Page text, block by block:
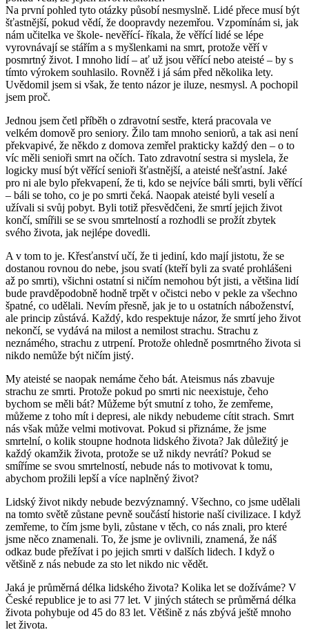
Na první pohled tyto otázky působí nesmyslně. Lidé přece musí být
šťastnější, pokud vědí, že doopravdy nezemřou. Vzpomínám si, jak
nám učitelka ve škole- nevěřící- říkala, že věřící lidé se lépe
vyrovnávají se stářím a s myšlenkami na smrt, protože věří v
posmrtný život. I mnoho lidí – ať už jsou věřící nebo ateisté – by s
tímto výrokem souhlasilo. Rovněž i já sám před několika lety.
Uvědomil jsem si však, že tento názor je iluze, nesmysl. A pochopil
jsem proč.
Jednou jsem četl příběh o zdravotní sestře, která pracovala ve
velkém domově pro seniory. Žilo tam mnoho seniorů, a tak asi není
překvapivé, že někdo z domova zemřel prakticky každý den – o to
víc měli senioři smrt na očích. Tato zdravotní sestra si myslela, že
logicky musí být věřící senioři šťastnější, a ateisté nešťastní. Jaké
pro ni ale bylo překvapení, že ti, kdo se nejvíce báli smrti, byli věřící
– báli se toho, co je po smrti čeká. Naopak ateisté byli veselí a
užívali si svůj pobyt. Byli totiž přesvědčeni, že smrtí jejich život
končí, smířili se se svou smrtelností a rozhodli se prožít zbytek
svého života, jak nejlépe dovedli.
A v tom to je. Křesťanství učí, že ti jediní, kdo mají jistotu, že se
dostanou rovnou do nebe, jsou svatí (kteří byli za svaté prohlášeni
až po smrti), všichni ostatní si ničím nemohou být jisti, a většina lidí
bude pravděpodobně hodně trpět v očistci nebo v pekle za všechno
špatné, co udělali. Nevím přesně, jak je to u ostatních náboženství,
ale princip zůstává. Každý, kdo respektuje názor, že smrtí jeho život
nekončí, se vydává na milost a nemilost strachu. Strachu z
neznámého, strachu z utrpení. Protože ohledně posmrtného života si
nikdo nemůže být ničím jistý.
My ateisté se naopak nemáme čeho bát. Ateismus nás zbavuje
strachu ze smrti. Protože pokud po smrti nic neexistuje, čeho
bychom se měli bát? Můžeme být smutní z toho, že zemřeme,
můžeme z toho mít i depresi, ale nikdy nebudeme cítit strach. Smrt
nás však může velmi motivovat. Pokud si přiznáme, že jsme
smrtelní, o kolik stoupne hodnota lidského života? Jak důležitý je
každý okamžik života, protože se už nikdy nevrátí? Pokud se
smíříme se svou smrtelností, nebude nás to motivovat k tomu,
abychom prožili lepší a více naplněný život?
Lidský život nikdy nebude bezvýznamný. Všechno, co jsme udělali
na tomto světě zůstane pevně součástí historie naší civilizace. I když
zemřeme, to čím jsme byli, zůstane v těch, co nás znali, pro které
jsme něco znamenali. To, že jsme je ovlivnili, znamená, že náš
odkaz bude přežívat i po jejich smrti v dalších lidech. I když o
většině z nás nebude za sto let nikdo nic vědět.
Jaká je průměrná délka lidského života? Kolika let se dožíváme? V
České republice je to asi 77 let. V jiných státech se průměrná délka
života pohybuje od 45 do 83 let. Většině z nás zbývá ještě mnoho
let života.